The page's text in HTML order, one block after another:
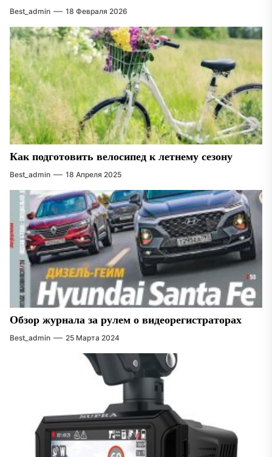
Best_admin 18 Февраля 2026
Как подготовить велосипед к летнему сезону
Best_admin 18 Апреля 2025
Обзор журнала за рулем о видеорегистраторах
Best_admin 25 Марта 2024